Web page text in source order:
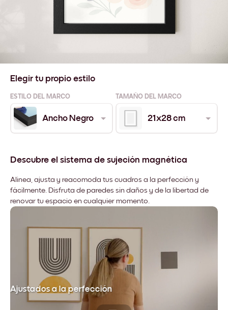
Elegir tu propio estilo
ESTILO DEL MARCO TAMAÑO DEL MARCO
Ancho Negro 21x28 cm
Descubre el sistema de sujeción magnética
Alinea, ajusta y reacomoda tus cuadros a la perfección y
fácilmente. Disfruta de paredes sin daños y de la libertad de
renovar tu espacio en cualquier momento.
Ajustados a la perfección